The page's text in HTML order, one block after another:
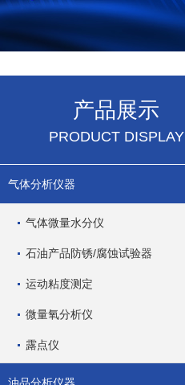
产品展示
PRODUCT DISPLAY
气体分析仪器
气体微量水分仪
石油产品防锈/腐蚀试验器
运动粘度测定
微量氧分析仪
露点仪